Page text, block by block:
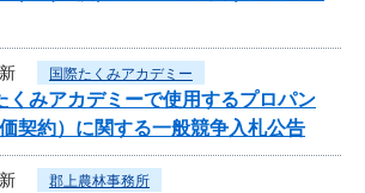
国際たくみアカデミー
くみアカデミーで使用するプロパン
契約）に関する一般競争入札公告
郡上農林事務所